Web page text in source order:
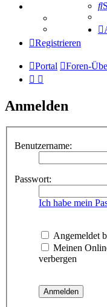
Tipprunde
Comunio
Registrieren
Portal Foren-
Anmelden
Benutzername:
Passwort:
Ich habe mein
Angemeldet
Meinen
verbergen